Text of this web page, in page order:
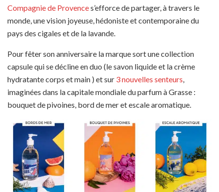
Compagnie de Provences’efforce de partager, à travers le
monde, une vision joyeuse, hédoniste et contemporaine du
pays des cigales et de la lavande.
Pour fêter son anniversaire la marque sort une collection
capsule qui se décline en duo (le savon liquide et la crème
hydratante corps et main ) et sur 3 nouvelles senteurs,
imaginées dans la capitale mondiale du parfum à Grasse :
bouquet de pivoines, bord de mer et escale aromatique.